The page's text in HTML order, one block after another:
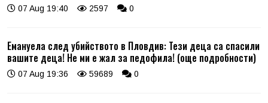
07 Aug 19:40 2597 0
Емануела след убийството в Пловдив: Тези деца са спасили
вашите деца! Не ми е жал за педофила! (още подробности)
07 Aug 19:36 59689 0